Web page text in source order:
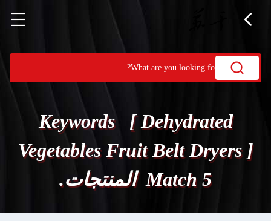
Keywords [ Dehydrated
Vegetables Fruit Belt Dryers ]
Match 5 المنتجات.